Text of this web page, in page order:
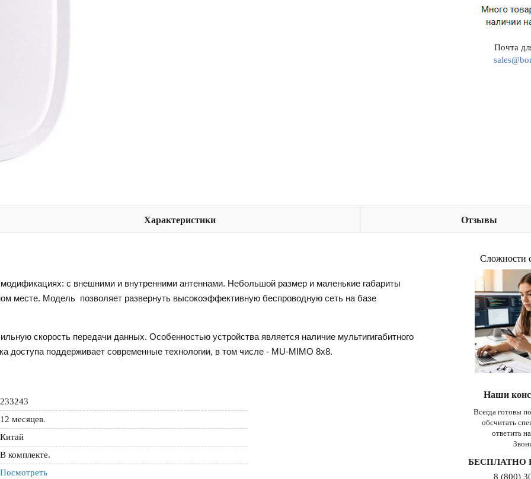
Почта
Характеристики Отзывы
с внешними и внутренними антеннами. Небольшой размер и маленькие габариты
месте. Модель позволяет развернуть высокоэффективную беспроводную сеть на базе
скорость передачи данных. Особенностью устройства является наличие мультигигабитного
доступа поддерживает современные технологии, в том числе - MU-MIMO 8x8.
233243
12 месяцев.
Китай
В комплекте.
Посмотреть
Сложности
Наши
Всегда готовы
обсчитать
ответить
БЕСПЛАТНО
8 (800)